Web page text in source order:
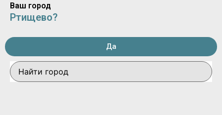
Ваш город
Ртищево?
Да